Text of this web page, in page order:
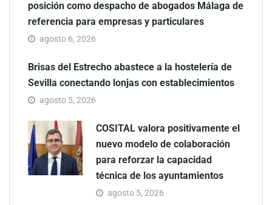
posición como despacho de abogados Málaga de
referencia para empresas y particulares
agosto 6, 2026
Brisas del Estrecho abastece a la hostelería de
Sevilla conectando lonjas con establecimientos
agosto 5, 2026
COSITAL valora positivamente el
nuevo modelo de colaboración
para reforzar la capacidad
técnica de los ayuntamientos
agosto 5, 2026